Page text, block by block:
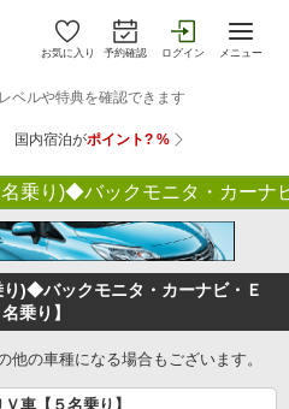
お気に入り 予約確認 ログイン メニュー
名乗り)◆バックモニタ・カ
り)◆バックモニタ・カーナビ・Ｅ
名乗り】
の車種になる場合もございます。
車【５名乗り】